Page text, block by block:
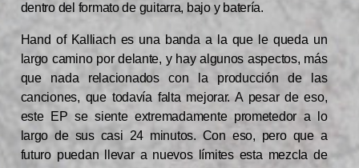
dentro del formato de guitarra, bajo y batería.
Hand of Kalliach es una banda a la que le queda un
largo camino por delante, y hay algunos aspectos, más
que nada relacionados con la producción de las
canciones, que todavía falta mejorar. A pesar de eso,
este EP se siente extremadamente prometedor a lo
largo de sus casi 24 minutos. Con eso, pero que a
futuro puedan llevar a nuevos límites esta mezcla de